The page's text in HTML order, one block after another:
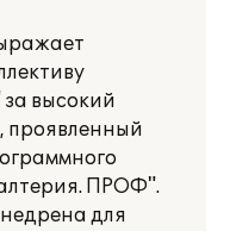
высокий
проявленный
ПРОФ".
для